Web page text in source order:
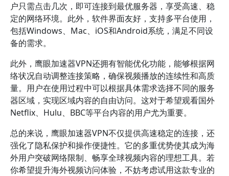
户只需点击几次，即可连接到最优服务器，享受高速、稳
定的网络环境。此外，软件界面友好，支持多平台使用，
包括Windows、Mac、iOS和Android系统，满足不同设
备的需求。
此外，鹰眼加速器VPN还拥有智能优化功能，能够根据网
络状况自动调整连接策略，确保视频播放的连续性和高质
量。用户在使用过程中可以根据具体需求选择不同的服务
器区域，实现区域内容的自由访问。这对于希望观看国外
Netflix、Hulu、BBC等平台内容的用户尤为重要。
总的来说，鹰眼加速器VPN不仅提供高速稳定的连接，还
强化了隐私保护和操作便捷性。它的多重优势使其成为海
外用户突破网络限制、畅享全球视频内容的理想工具。若
你希望提升海外视频访问体验，不妨考虑试用这款专业的